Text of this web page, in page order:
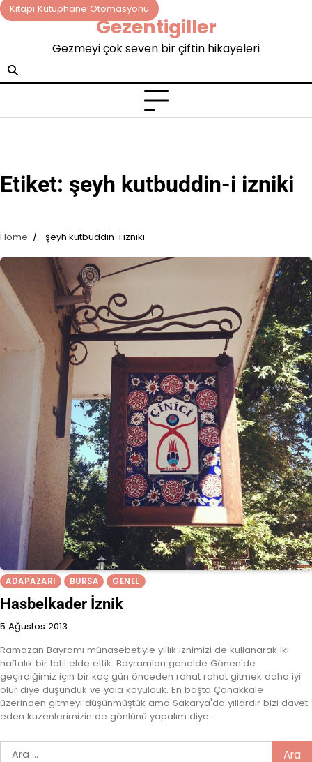
Skip
to
Kitapi Kütüphane Otomasyonu
Gezentigiller
Gezmeyi çok seven bir çiftin hikayeleri
Etiket: şeyh kutbuddin-i izniki
Home şeyh kutbuddin-i izniki
ADAPAZARI BURSA GENEL
Hasbelkader İznik
5 Ağustos 2013
Ramazan Bayramı münasebetiyle yıllık iznimizi de kullanarak iki
haftalık bir tatil elde ettik. Bayramları genelde Gönen'de
geçirdiğimiz için bir kaç gün önceden rahat rahat gitmek daha iyi
olur diye düşündük ve yola koyulduk. En başta Çanakkale
üzerinden gitmeyi düşünmüştük ama Sakarya'da yıllardır bizi davet
eden kuzenlerimizin de gönlünü yapalım diye…
Arama: